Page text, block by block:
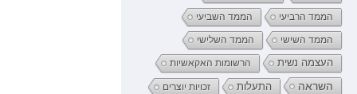
הממד הרביעי הממד השביעי
הממד השישי הממד השלישי
העצמה נשית הרשומות האקאשיות
השראה התעלות זכויות יוצרים